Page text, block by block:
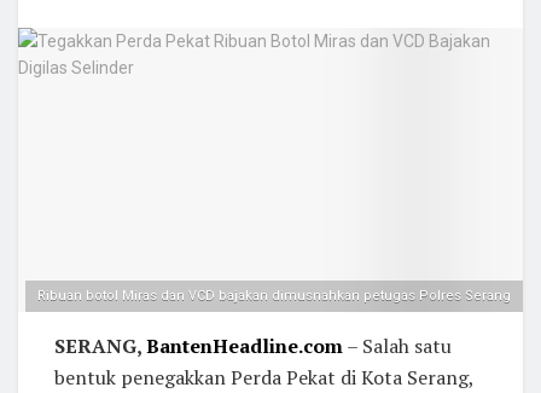
Ribuan botol Miras dan VCD bajakan dimusnahkan petugas Polres Serang
SERANG,BantenHeadline.com– Salah satu
bentuk penegakkan Perda Pekat di Kota Serang,